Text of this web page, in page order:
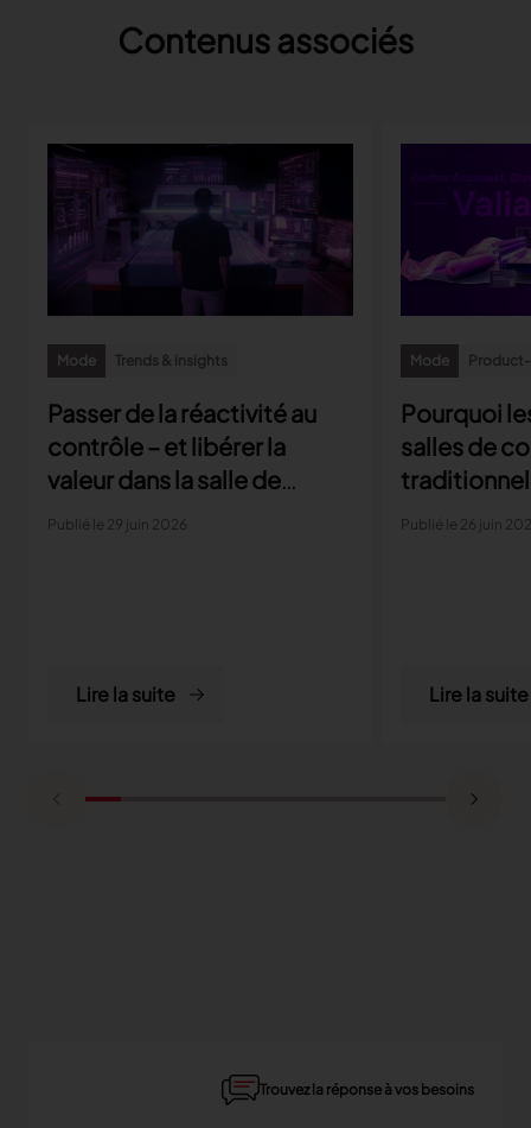
Contenus associés
Mode Trends & insights
Passer de la réactivité au
contrôle – et libérer la
valeur dans la salle de
coupe
Publié le 29 juin 2026
Lire la suite
Mode
Pourquoi
salles de
Publié le 26 juin
Lire la suite
Trouvez la réponse à vos besoins